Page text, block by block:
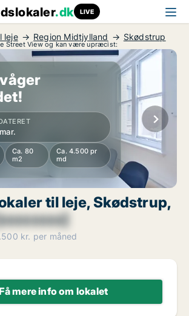
.dk LIVE
leje Region Midtjylland Skødstrup
Street View og kan være upræcist:
Ca. 80
m2
Ca. 4.500 pr
md
til leje, Skødstrup,
kr. per måned
mere info om lokalet